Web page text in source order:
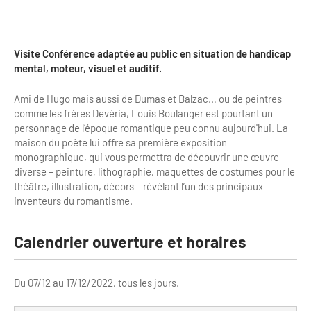
Etudes et enquêtes
Etudes thématiques
Dispositifs d'enquêtes
Chiffres Annuels
Chiffres clés de la destination
Offres d'emplois et de stages
Formations
Mode d'emploi formations
Formations inter-filières
Formations OT
Matinales
Offre culturelle impressionniste
Offre de la destination
Activités
Musée - Monuments - Châteaux
Croisiéristes/Bateaux
Cabarets et casino
Visite Conférence adaptée au public en situation de handicap
mental, moteur, visuel et auditif.
Ami de Hugo mais aussi de Dumas et Balzac… ou de peintres
comme les frères Devéria, Louis Boulanger est pourtant un
personnage de l’époque romantique peu connu aujourd'hui. La
maison du poète lui offre sa première exposition
monographique, qui vous permettra de découvrir une œuvre
diverse – peinture, lithographie, maquettes de costumes pour le
théâtre, illustration, décors – révélant l’un des principaux
inventeurs du romantisme.
Calendrier ouverture et horaires
Du 07/12 au 17/12/2022, tous les jours.